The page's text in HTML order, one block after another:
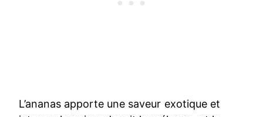
L’ananas apporte une saveur exotique et